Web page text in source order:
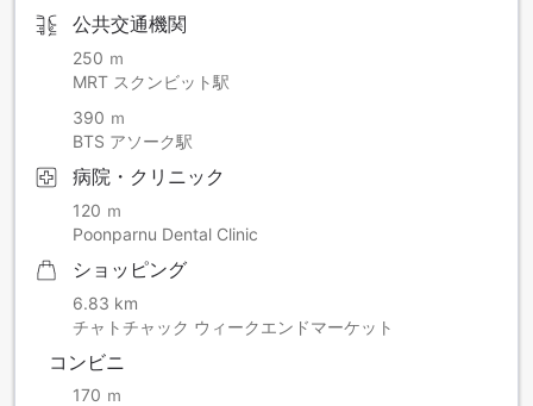
公共交通機関
250 ｍ
MRT スクンビット駅
390 ｍ
BTS アソーク駅
病院・クリニック
120 ｍ
Poonparnu Dental Clinic
ショッピング
6.83 km
チャトチャック ウィークエンドマーケット
コンビニ
170 ｍ